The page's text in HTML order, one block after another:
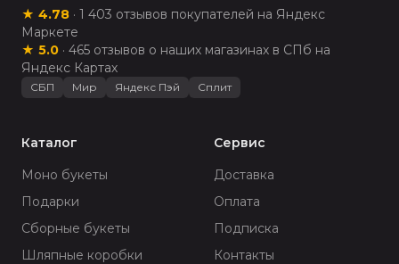
★ 4.78 · 1 403 отзывов покупателей на Яндекс
Маркете
★ 5.0 · 465 отзывов о наших магазинах в СПб на
Яндекс Картах
СБП Мир Яндекс Пэй Сплит
Каталог
Моно букеты
Подарки
Сборные букеты
Шляпные коробки
Сервис
Доставка
Оплата
Подписка
Контакты